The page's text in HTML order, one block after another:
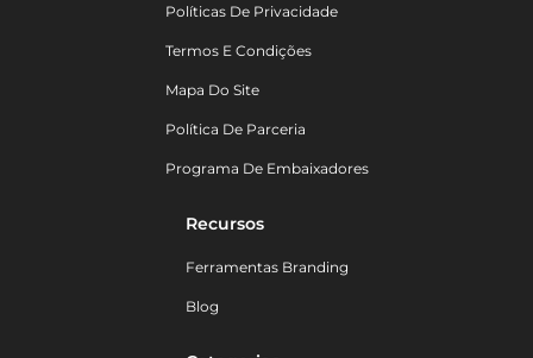
Políticas De Privacidade
Termos E Condições
Mapa Do Site
Política De Parceria
Programa De Embaixadores
Recursos
Ferramentas Branding
Blog